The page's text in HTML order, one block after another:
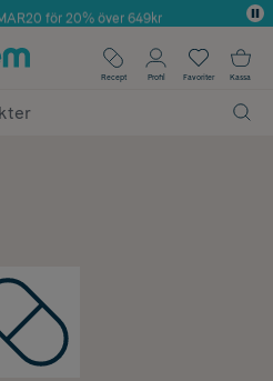
inom Skönhet
för 20% över 649kr
Fri frakt
på alla köp*
Recept Profil Favoriter Kassa